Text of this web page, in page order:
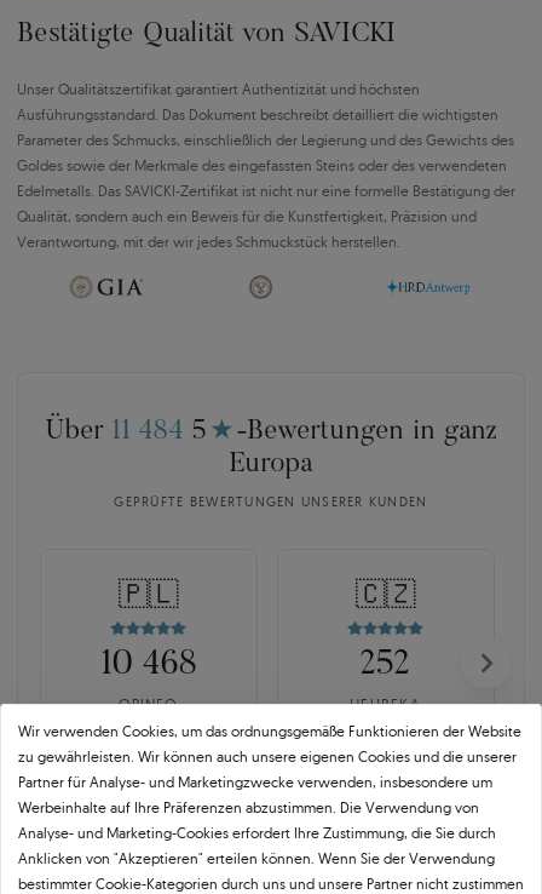
Bestätigte Qualität von SAVICKI
Unser Qualitätszertifikat garantiert Authentizität und höchsten
Ausführungsstandard. Das Dokument beschreibt detailliert die wichtigsten
Parameter des Schmucks, einschließlich der Legierung und des Gewichts des
Goldes sowie der Merkmale des eingefassten Steins oder des verwendeten
Edelmetalls. Das SAVICKI-Zertifikat ist nicht nur eine formelle Bestätigung der
Qualität, sondern auch ein Beweis für die Kunstfertigkeit, Präzision und
Verantwortung, mit der wir jedes Schmuckstück herstellen.
Über 11 484 5 ★ -Bewertungen in ganz
Europa
GEPRÜFTE BEWERTUNGEN UNSERER KUNDEN
🇵🇱
10 468
OPINEO
Polen
🇨🇿
252
HEUREKA
Tschechien
Wir verwenden Cookies, um das ordnungsgemäße Funktionieren der Website
zu gewährleisten. Wir können auch unsere eigenen Cookies und die unserer
Partner für Analyse- und Marketingzwecke verwenden, insbesondere um
Werbeinhalte auf Ihre Präferenzen abzustimmen. Die Verwendung von
Analyse- und Marketing-Cookies erfordert Ihre Zustimmung, die Sie durch
Anklicken von "Akzeptieren" erteilen können. Wenn Sie der Verwendung
bestimmter Cookie-Kategorien durch uns und unsere Partner nicht zustimmen